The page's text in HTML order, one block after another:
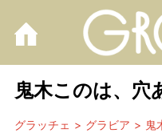
鬼木このは、穴
グラッチェ グラビア 鬼